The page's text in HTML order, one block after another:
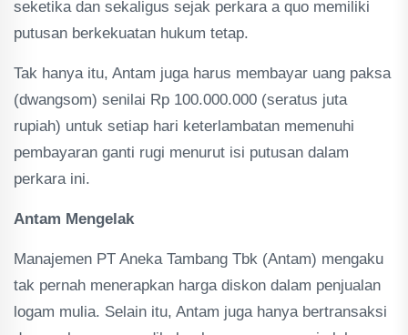
seketika dan sekaligus sejak perkara a quo memiliki
putusan berkekuatan hukum tetap.
Tak hanya itu, Antam juga harus membayar uang paksa
(dwangsom) senilai Rp 100.000.000 (seratus juta
rupiah) untuk setiap hari keterlambatan memenuhi
pembayaran ganti rugi menurut isi putusan dalam
perkara ini.
Antam Mengelak
Manajemen PT Aneka Tambang Tbk (Antam) mengaku
tak pernah menerapkan harga diskon dalam penjualan
logam mulia. Selain itu, Antam juga hanya bertransaksi